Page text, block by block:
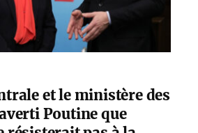
et le ministère des
Poutine que